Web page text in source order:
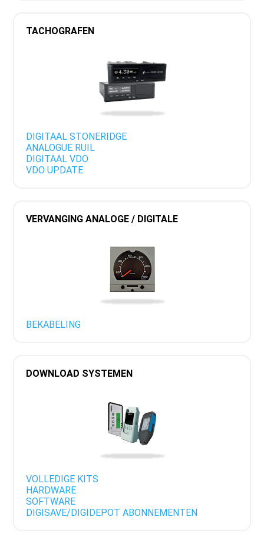
TACHOGRAFEN
DIGITAAL STONERIDGE
ANALOGUE RUIL
DIGITAAL VDO
VDO UPDATE
VERVANGING ANALOGE / DIGITALE
BEKABELING
DOWNLOAD SYSTEMEN
VOLLEDIGE KITS
HARDWARE
SOFTWARE
DIGISAVE/DIGIDEPOT ABONNEMENTEN